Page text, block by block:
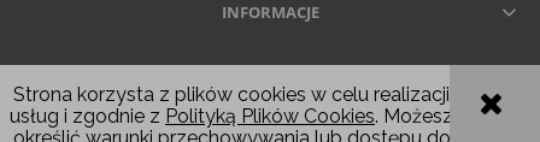
Strona korzysta z plików cookies w celu realizacji
usług i zgodnie z Polityką Plików Cookies. Możesz
INFORMACJE
POKAŻ PEŁNĄ WERSJĘ STRONY